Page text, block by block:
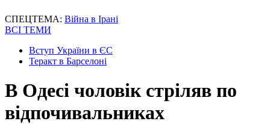
СПЕЦТЕМА: Війна в Ірані
ВСІ ТЕМИ
Вступ України в ЄС
Теракт в Барселоні
В Одесі чоловік стріляв по
відпочивальниках